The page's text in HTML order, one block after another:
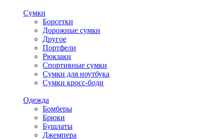
Сумки
Борсетки
Дорожные сумки
Другое
Портфели
Рюкзаки
Спортивные сумки
Сумки для ноутбука
Сумки кросс-боди
Одежда
Бомберы
Брюки
Бушлаты
Джемпера